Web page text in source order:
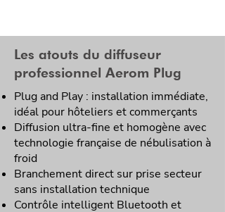
Les atouts du diffuseur
professionnel Aerom Plug
Plug and Play : installation immédiate,
idéal pour hôteliers et commerçants
Diffusion ultra-fine et homogène avec
technologie française de nébulisation à
froid
Branchement direct sur prise secteur
sans installation technique
Contrôle intelligent Bluetooth et